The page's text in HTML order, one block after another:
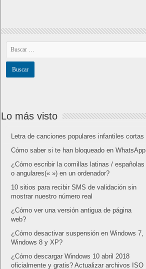
Lo más visto
Letra de canciones populares infantiles cortas
Cómo saber si te han bloqueado en WhatsApp
¿Cómo escribir la comillas latinas / españolas
o angulares(« ») en un ordenador?
10 sitios para recibir SMS de validación sin
mostrar nuestro número real
¿Cómo ver una versión antigua de página
web?
¿Cómo desactivar suspensión en Windows 7,
Windows 8 y XP?
¿Cómo descargar Windows 10 abril 2018
oficialmente y gratis? Actualizar archivos ISO